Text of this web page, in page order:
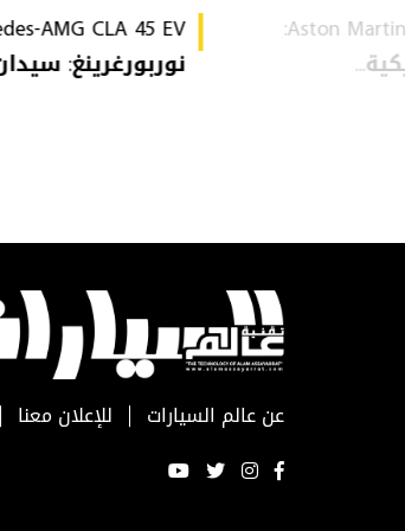
Aston Martin Heritage Collection:
نوربورغرينغ:
عن عالم السيارات للإعلان معنا